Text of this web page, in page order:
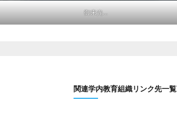
御来光…
関連学内教育組織リンク先一覧